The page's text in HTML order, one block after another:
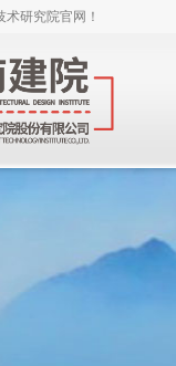
研究院官网！